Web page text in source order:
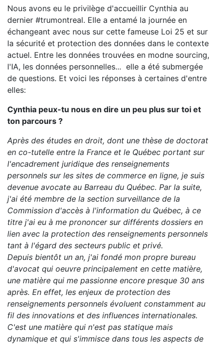
Nous avons eu le privilège d'accueillir Cynthia au
dernier #trumontreal. Elle a entamé la journée en
échangeant avec nous sur cette fameuse Loi 25 et sur
la sécurité et protection des données dans le contexte
actuel. Entre les données trouvées en modne sourcing,
l'IA, les données personnelles... elle a été submergée
de questions. Et voici les réponses à certaines d'entre
elles:
Cynthia peux-tu nous en dire un peu plus sur toi et
ton parcours ?
Après des études en droit, dont une thèse de doctorat
en co-tutelle entre la France et le Québec portant sur
l'encadrement juridique des renseignements
personnels sur les sites de commerce en ligne, je suis
devenue avocate au Barreau du Québec. Par la suite,
j'ai été membre de la section surveillance de la
Commission d'accès à l'information du Québec, à ce
titre j'ai eu à me prononcer sur différents dossiers en
lien avec la protection des renseignements personnels
tant à l'égard des secteurs public et privé.
Depuis bientôt un an, j'ai fondé mon propre bureau
d'avocat qui oeuvre principalement en cette matière,
une matière qui me passionne encore presque 30 ans
après. En effet, les enjeux de protection des
renseignements personnels évoluent constamment au
fil des innovations et des influences internationales.
C'est une matière qui n'est pas statique mais
dynamique et qui s'immisce dans tous les aspects de